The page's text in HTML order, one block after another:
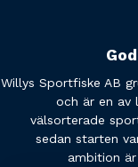
Willys Sportfiske AB
och är en av
välsorterade
sedan starten
ambition